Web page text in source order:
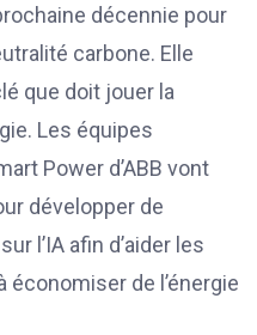
décennie pour
carbone. Elle
que doit jouer la
Les équipes
Power d’ABB vont
développer de
l’IA afin d’aider les
économiser de l’énergie